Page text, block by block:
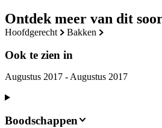
Ontdek meer van dit
hoofdgerecht bakken
Ook te zien in
Augustus 2017 - Augustus 2017
Boodschappen